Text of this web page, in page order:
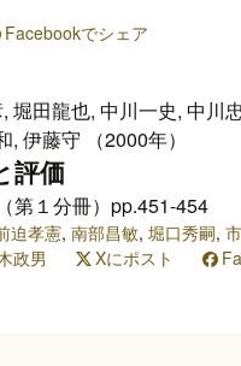
Facebookでシェア
田龍也, 中川一史, 中川
伊藤守 （2000年）
評価
第１分冊）pp.451-454
迫孝憲, 南部昌敏, 堀口秀嗣,
政男 Xにポスト